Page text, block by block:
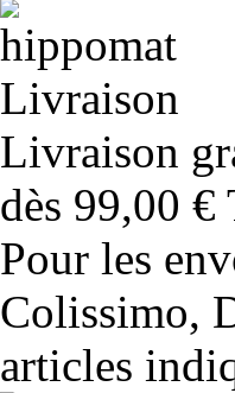
Livraison
dès 99,00 €
Pour les
Colissimo,
articles